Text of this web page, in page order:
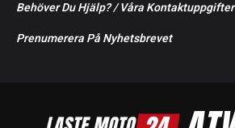
Behöver Du Hjälp? / Våra Kontaktuppgifter
Prenumerera På Nyhetsbrevet